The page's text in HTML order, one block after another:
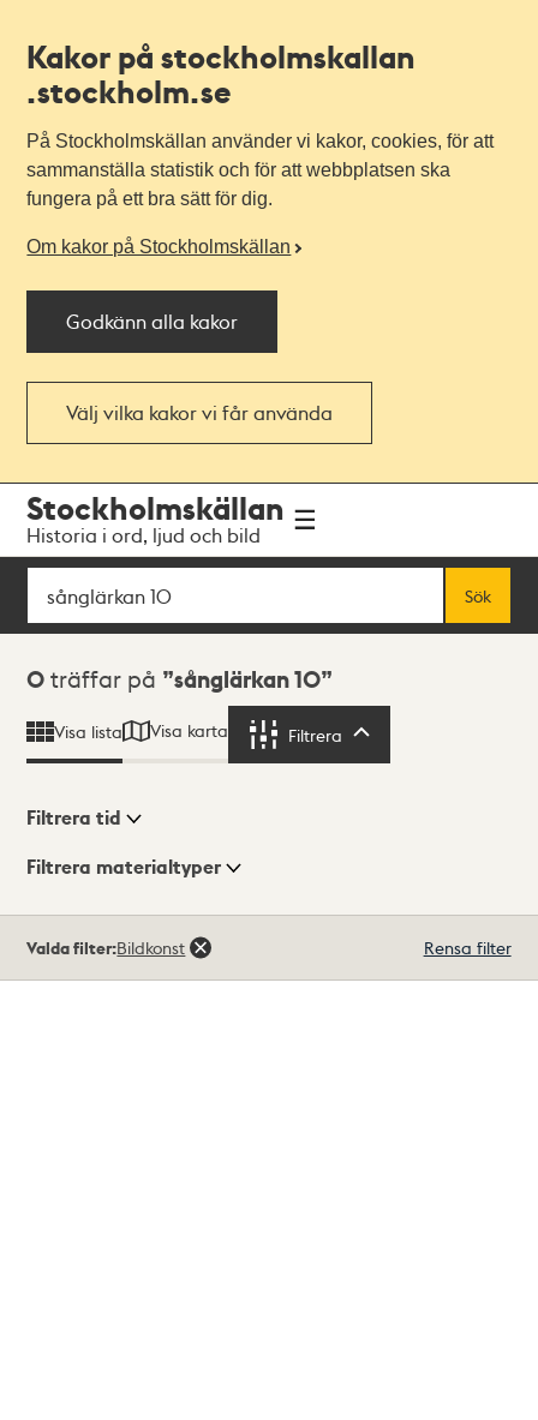
Kakor på stockholmskallan
.stockholm.se
På Stockholmskällan använder vi kakor, cookies, för att
sammanställa statistik och för att webbplatsen ska
fungera på ett bra sätt för dig.
Om kakor på Stockholmskällan
Godkänn alla kakor
Välj vilka kakor vi får använda
navigationen
huvudinnehållet
Stockholmskällan
Historia i ord, ljud och bild
Sök
Sök
Sökresultat
0 träffar på sånglärkan 10
Visa lista Visa karta Filtrera
Visningsläge
Filtrera tid
Filtrera materialtyper
träffar
Valda filter:Bildkonst Rensa filter